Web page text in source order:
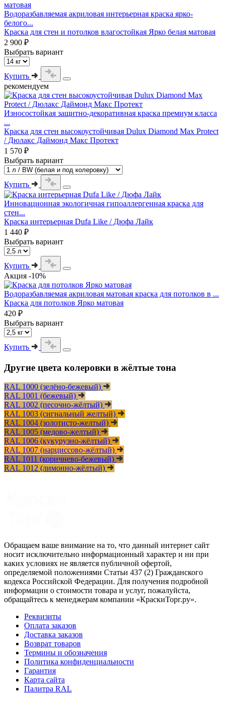
Водоразбавляемая акриловая интерьерная краска ярко-
белого...
Краска для стен и потолков влагостойкая Ярко белая матовая
2 900 ₽
Выбрать вариант
Купить
рекомендуем
Износостойкая защитно-декоративная краска премиум класса
...
Краска для стен высокоустойчивая Dulux Diamond Max Protect
/ Дюлакс Даймонд Макс Протект
1 570 ₽
Выбрать вариант
Купить
Инновационная экологичная гипоаллергенная краска для
стен...
Краска интерьерная Dufa Like / Дюфа Лайк
1 440 ₽
Выбрать вариант
Купить
Акция -10%
Водоразбавляемая акриловая матовая краска для потолков в ...
Краска для потолков Ярко матовая
420 ₽
Выбрать вариант
Купить
Другие цвета колеровки в жёлтые тона
RAL 1000 (зелёно-бежевый)
RAL 1001 (бежевый)
RAL 1002 (песочно-жёлтый)
RAL 1003 (cигнальный желтый)
RAL 1004 (золотисто-желтый)
RAL 1005 (медово-желтый)
RAL 1006 (кукурузно-жёлтый)
RAL 1007 (нарциссово-жёлтый)
RAL 1011 (коричнево-бежевый)
RAL 1012 (лимонно-жёлтый)
Обращаем ваше внимание на то, что данный интернет сайт
носит исключительно информационный характер и ни при
каких условиях не является публичной офертой,
определяемой положениями Статьи 437 (2) Гражданского
кодекса Российской Федерации. Для получения подробной
информации о стоимости товара и услуг, пожалуйста,
обращайтесь к менеджерам компании «КраскиТорг.ру».
Реквизиты
Оплата заказов
Доставка заказов
Возврат товаров
Термины и обозначения
Политика конфиденциальности
Гарантия
Карта сайта
Палитра RAL